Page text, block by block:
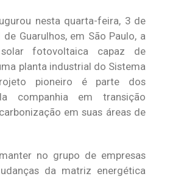
nesta quarta-feira, 3 de
Guarulhos, em São Paulo, a
fotovoltaica capaz de
planta industrial do Sistema
pioneiro é parte dos
companhia em transição
em suas áreas de
no grupo de empresas
da matriz energética